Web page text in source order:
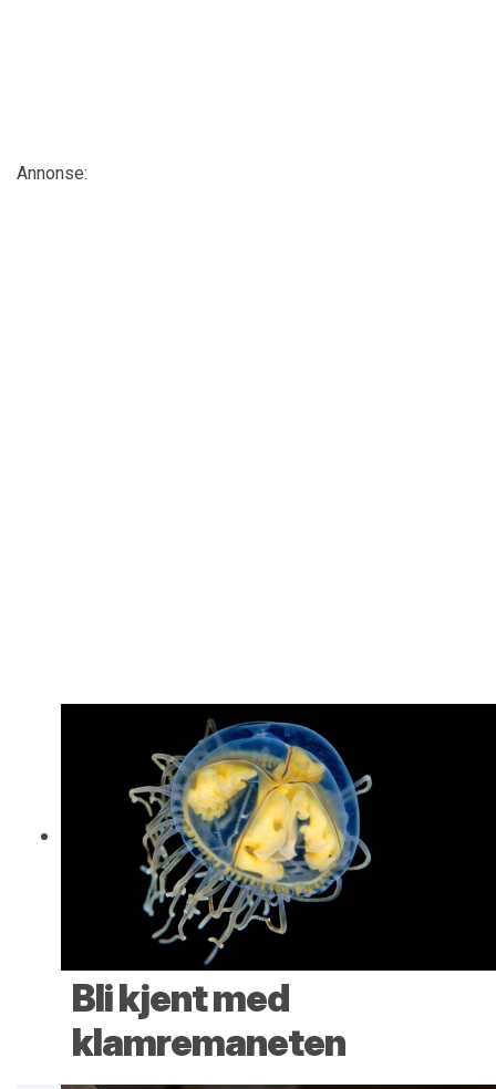
Annonse:
Bli kjent med
klamremaneten